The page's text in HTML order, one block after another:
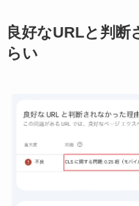
良好なURLと判
らい